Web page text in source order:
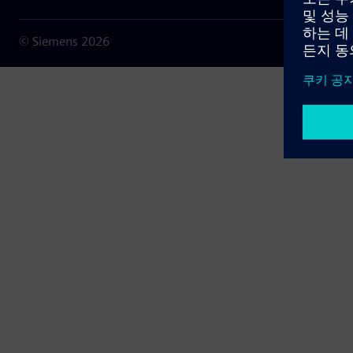
© Siemens 2026